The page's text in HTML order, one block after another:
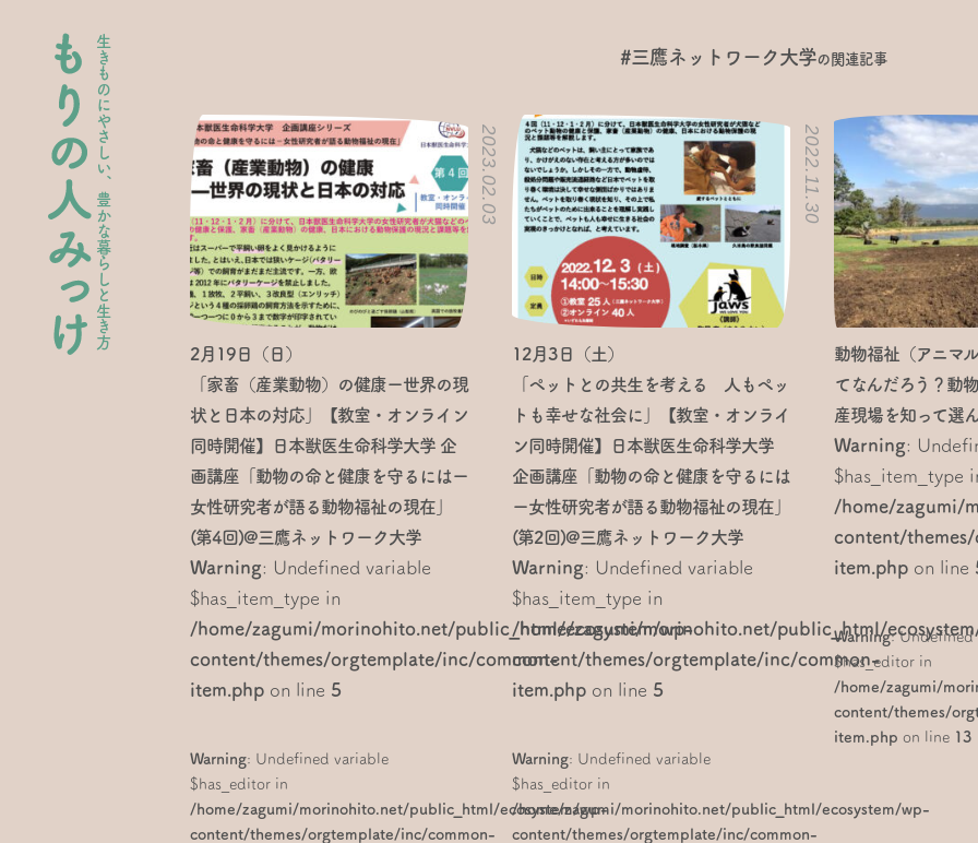
生きものにやさしい、豊かな暮らしと生き方 #三鷹ネットワーク大学の関連記事
2月19日（日）
「家畜（産業動物）の健康ー世界の現
状と日本の対応」【教室・オンライン
同時開催】日本獣医生命科学大学 企
画講座「動物の命と健康を守るにはー
女性研究者が語る動物福祉の現在」
(第4回)@三鷹ネットワーク大学
Warning: Undefined variable
$has_item_type in
/home/zagumi/morinohito.net/public_html/ecosystem/wp-
content/themes/orgtemplate/inc/common-
item.php on line 5
2023.02.03
Warning: Undefined variable
$has_editor in
/home/zagumi/morinohito.net/public_html/ecosystem/wp-
content/themes/orgtemplate/inc/common-
12月3日（土）
「ペットとの共生を考える 人もペッ
トも幸せな社会に」【教室・オンライ
ン同時開催】日本獣医生命科学大学
企画講座「動物の命と健康を守るには
ー女性研究者が語る動物福祉の現在」
(第2回)@三鷹ネットワーク大学
Warning: Undefined variable
$has_item_type in
/home/zagumi/morinohito.net/public_html/
content/themes/orgtemplate/inc/common-
item.php on line 5
2022.11.30
Warning: Undefined variable
$has_editor in
/home/zagumi/morinohito.net/public_html/ecosystem/wp-
content/themes/orgtemplate/inc/common-
動物福祉（アニマ
てなんだろう？動
産現場を知って選
Warning:
$has_item_type
/home/zagumi/
content/
item.php on line
Warning: Undefined
$has_editor in
/home/zagumi/
content/themes/
item.php on line 13